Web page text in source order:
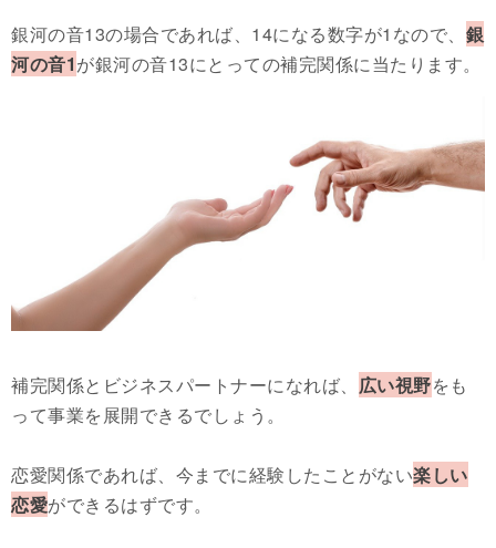
銀河の音13の場合であれば、14になる数字が1なので、 銀
河の音1が銀河の音13にとっての補完関係に当たります。
補完関係とビジネスパートナーになれば、 広い視野をも
って事業を展開できるでしょう。
恋愛関係であれば、今までに経験したことがない楽しい
恋愛ができるはずです。